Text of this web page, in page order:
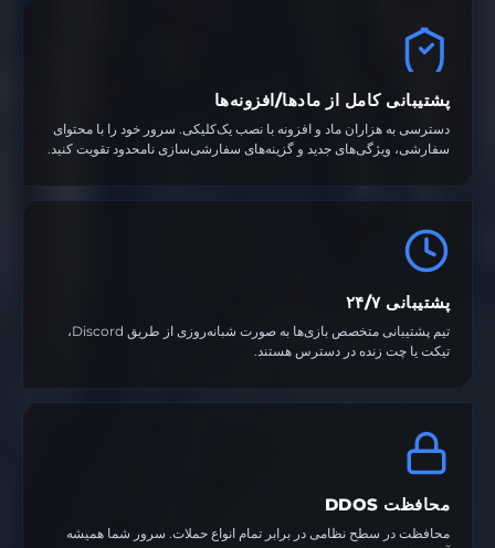
پشتیبانی کامل از مادها/افزونه‌ها
دسترسی به هزاران ماد و افزونه با نصب یک‌کلیکی. سرور خود را با محتوای
سفارشی، ویژگی‌های جدید و گزینه‌های سفارشی‌سازی نامحدود تقویت کنید.
پشتیبانی ۲۴/۷
تیم پشتیبانی متخصص بازی‌ها به صورت شبانه‌روزی از طریق Discord،
تیکت یا چت زنده در دسترس هستند.
محافظت DDOS
محافظت در سطح نظامی در برابر تمام انواع حملات. سرور شما همیشه